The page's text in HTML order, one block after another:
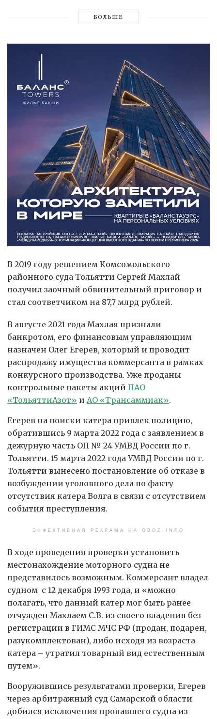
БОЛЬШЕ
В 2019 году решением Комсомольского
районного суда Тольятти Сергей Махлай
получил заочный обвинительный приговор и
стал соответчиком на 87,7 млрд рублей.
В августе 2021 года Махлая признали
банкротом, его финансовым управляющим
назначен Олег Егерев, который и проводит
распродажу имущества коммерсанта в рамках
конкурсного производства. Уже проданы
контрольные пакеты акций ПАО
«ТольяттиАзот» и АО «Трансаммиак».
Егерев на поиски катера привлек полицию,
обратившись 9 марта 2022 года с заявлением в
дежурную часть ОП № 24 УМВД России по г.
Тольятти. 15 марта 2022 года УМВД России по г.
Тольятти вынесено постановление об отказе в
возбуждении уголовного дела по факту
отсутствия катера Волга в связи с отсутствием
события преступления.
ЭФФЕКТИВНАЯ РЕКЛАМА НА OBOZ.INFO
В ходе проведения проверки установить
местонахождение моторного судна не
представилось возможным. Коммерсант владел
судном с 12 декабря 1993 года, и «можно
полагать, что данный катер мог быть ранее
отчужден Махлаем С.В. из своего владения без
регистрации в ГИМС МЧС РФ (продан, подарен,
разукомплектован), либо исходя из возраста
катера – утратил товарный вид естественным
путем».
Вооружившись результатами проверки, Егерев
через арбитражный суд Самарской области
добился исключения пропавшего судна из